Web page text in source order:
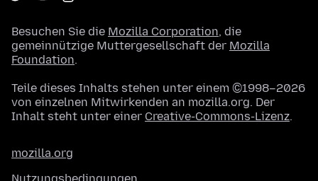
Besuchen Sie die Mozilla Corporation, die
gemeinnützige Muttergesellschaft der Mozilla
Foundation.
Teile dieses Inhalts stehen unter einem ©1998–2026
von einzelnen Mitwirkenden an mozilla.org. Der
Inhalt steht unter einer Creative-Commons-Lizenz.
mozilla.org